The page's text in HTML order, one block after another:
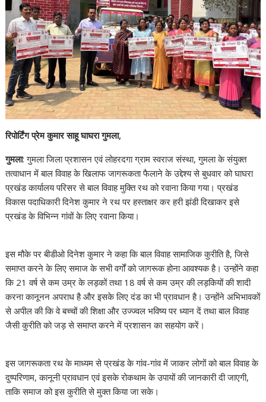
रिपोर्टिंग प्रेम कुमार साहू घाघरा गुमला,
गुमला: गुमला जिला प्रशासन एवं लोहरदगा ग्राम स्वराज संस्था, गुमला के संयुक्त
तत्वाधान में बाल विवाह के खिलाफ जागरूकता फैलाने के उद्देश्य से बुधवार को घाघरा
प्रखंड कार्यालय परिसर से बाल विवाह मुक्ति रथ को रवाना किया गया। प्रखंड
विकास पदाधिकारी दिनेश कुमार ने रथ पर हस्ताक्षर कर हरी झंडी दिखाकर इसे
प्रखंड के विभिन्न गांवों के लिए रवाना किया।
इस मौके पर बीडीओ दिनेश कुमार ने कहा कि बाल विवाह सामाजिक कुरीति है, जिसे
समाप्त करने के लिए समाज के सभी वर्गों को जागरूक होना आवश्यक है। उन्होंने कहा
कि 21 वर्ष से कम उम्र के लड़कों तथा 18 वर्ष से कम उम्र की लड़कियों की शादी
करना कानूनन अपराध है और इसके लिए दंड का भी प्रावधान है। उन्होंने अभिभावकों
से अपील की कि वे बच्चों की शिक्षा और उज्ज्वल भविष्य पर ध्यान दें तथा बाल विवाह
जैसी कुरीति को जड़ से समाप्त करने में प्रशासन का सहयोग करें।
इस जागरूकता रथ के माध्यम से प्रखंड के गांव-गांव में जाकर लोगों को बाल विवाह के
दुष्परिणाम, कानूनी प्रावधान एवं इसके रोकथाम के उपायों की जानकारी दी जाएगी,
ताकि समाज को इस कुरीति से मुक्त किया जा सके।